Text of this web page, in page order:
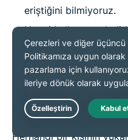
eriştiğini bilmiyoruz.
Hangi kullancının
bağlandığını veya
adreslerini
Herhangi bir
adreslerini bilmiyoruz.
Herhangi bir kişinin